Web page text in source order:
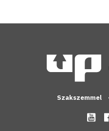
Szakszemmel